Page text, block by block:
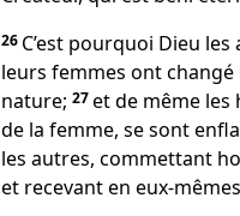
26 C’est pourquoi Dieu
leurs femmes ont
nature; 27et de même les
de la femme, se sont
les autres, commettant
et recevant en eux-